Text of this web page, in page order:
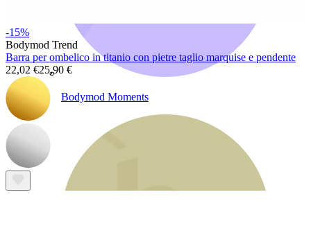
Bodymod Moments
-15%
Bodymod Trend
Barra per ombelico in titanio con pietre taglio marquise e pendente
22,02 €25,90 €